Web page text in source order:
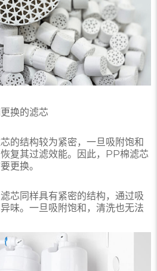
换的滤芯
的结构较为紧密，一旦吸附饱和
复其过滤效能。因此，PP棉滤芯
更换。
芯同样具有紧密的结构，通过吸
味。一旦吸附饱和，清洗也无法